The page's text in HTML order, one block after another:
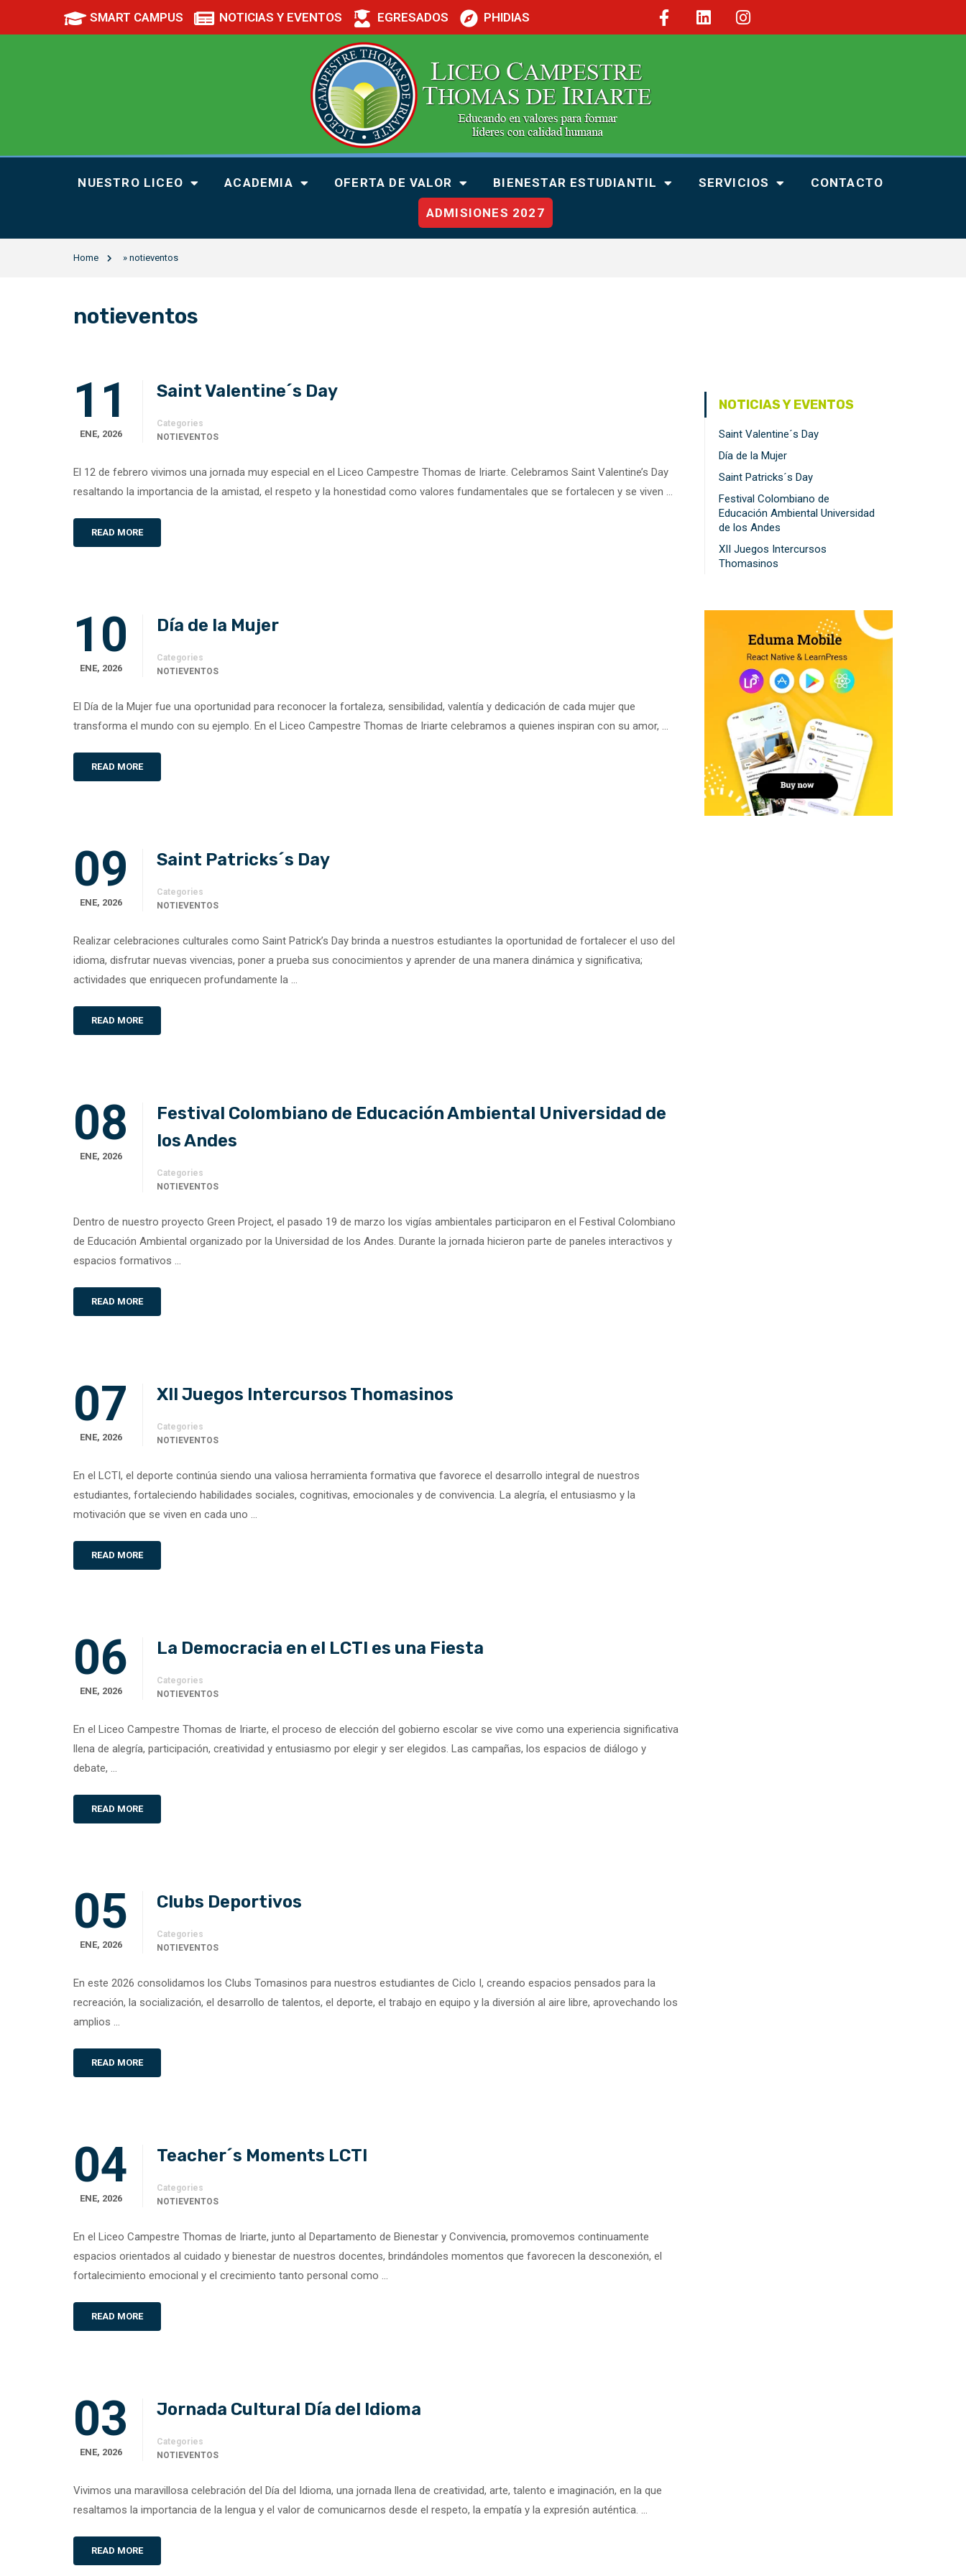
SMART CAMPUS NOTICIAS Y EVENTOS EGRESADOS PHIDIAS
NUESTRO LICEO ACADEMIA OFERTA DE VALOR BIENESTAR ESTUDIANTIL SERVICIOS CONTACTO
ADMISIONES 2027
Home » notieventos
notieventos
11
ENE, 2026
Saint Valentine´s Day
Categories
NOTIEVENTOS
El 12 de febrero vivimos una jornada muy especial en el Liceo Campestre Thomas de Iriarte. Celebramos Saint Valentine’s Day
resaltando la importancia de la amistad, el respeto y la honestidad como valores fundamentales que se fortalecen y se viven …
READ MORE
10
ENE, 2026
Día de la Mujer
Categories
NOTIEVENTOS
El Día de la Mujer fue una oportunidad para reconocer la fortaleza, sensibilidad, valentía y dedicación de cada mujer que
transforma el mundo con su ejemplo. En el Liceo Campestre Thomas de Iriarte celebramos a quienes inspiran con su amor, …
READ MORE
09
ENE, 2026
Saint Patricks´s Day
Categories
NOTIEVENTOS
Realizar celebraciones culturales como Saint Patrick’s Day brinda a nuestros estudiantes la oportunidad de fortalecer el uso del
idioma, disfrutar nuevas vivencias, poner a prueba sus conocimientos y aprender de una manera dinámica y significativa;
actividades que enriquecen profundamente la …
READ MORE
08
ENE, 2026
Festival Colombiano de Educación Ambiental Universidad de
los Andes
Categories
NOTIEVENTOS
Dentro de nuestro proyecto Green Project, el pasado 19 de marzo los vigías ambientales participaron en el Festival Colombiano
de Educación Ambiental organizado por la Universidad de los Andes. Durante la jornada hicieron parte de paneles interactivos y
espacios formativos …
READ MORE
07
ENE, 2026
XII Juegos Intercursos Thomasinos
Categories
NOTIEVENTOS
En el LCTI, el deporte continúa siendo una valiosa herramienta formativa que favorece el desarrollo integral de nuestros
estudiantes, fortaleciendo habilidades sociales, cognitivas, emocionales y de convivencia. La alegría, el entusiasmo y la
motivación que se viven en cada uno …
READ MORE
06
ENE, 2026
La Democracia en el LCTI es una Fiesta
Categories
NOTIEVENTOS
En el Liceo Campestre Thomas de Iriarte, el proceso de elección del gobierno escolar se vive como una experiencia significativa
llena de alegría, participación, creatividad y entusiasmo por elegir y ser elegidos. Las campañas, los espacios de diálogo y
debate, …
READ MORE
05
ENE, 2026
Clubs Deportivos
Categories
NOTIEVENTOS
En este 2026 consolidamos los Clubs Tomasinos para nuestros estudiantes de Ciclo I, creando espacios pensados para la
recreación, la socialización, el desarrollo de talentos, el deporte, el trabajo en equipo y la diversión al aire libre, aprovechando los
amplios …
READ MORE
04
ENE, 2026
Teacher´s Moments LCTI
Categories
NOTIEVENTOS
En el Liceo Campestre Thomas de Iriarte, junto al Departamento de Bienestar y Convivencia, promovemos continuamente
espacios orientados al cuidado y bienestar de nuestros docentes, brindándoles momentos que favorecen la desconexión, el
fortalecimiento emocional y el crecimiento tanto personal como …
READ MORE
03
ENE, 2026
Jornada Cultural Día del Idioma
Categories
NOTIEVENTOS
Vivimos una maravillosa celebración del Día del Idioma, una jornada llena de creatividad, arte, talento e imaginación, en la que
resaltamos la importancia de la lengua y el valor de comunicarnos desde el respeto, la empatía y la expresión auténtica. …
READ MORE
NOTICIAS Y EVENTOS
Saint Valentine´s Day
Día de la Mujer
Saint Patricks´s Day
Festival Colombiano de
Educación Ambiental Universidad
de los Andes
XII Juegos Intercursos
Thomasinos